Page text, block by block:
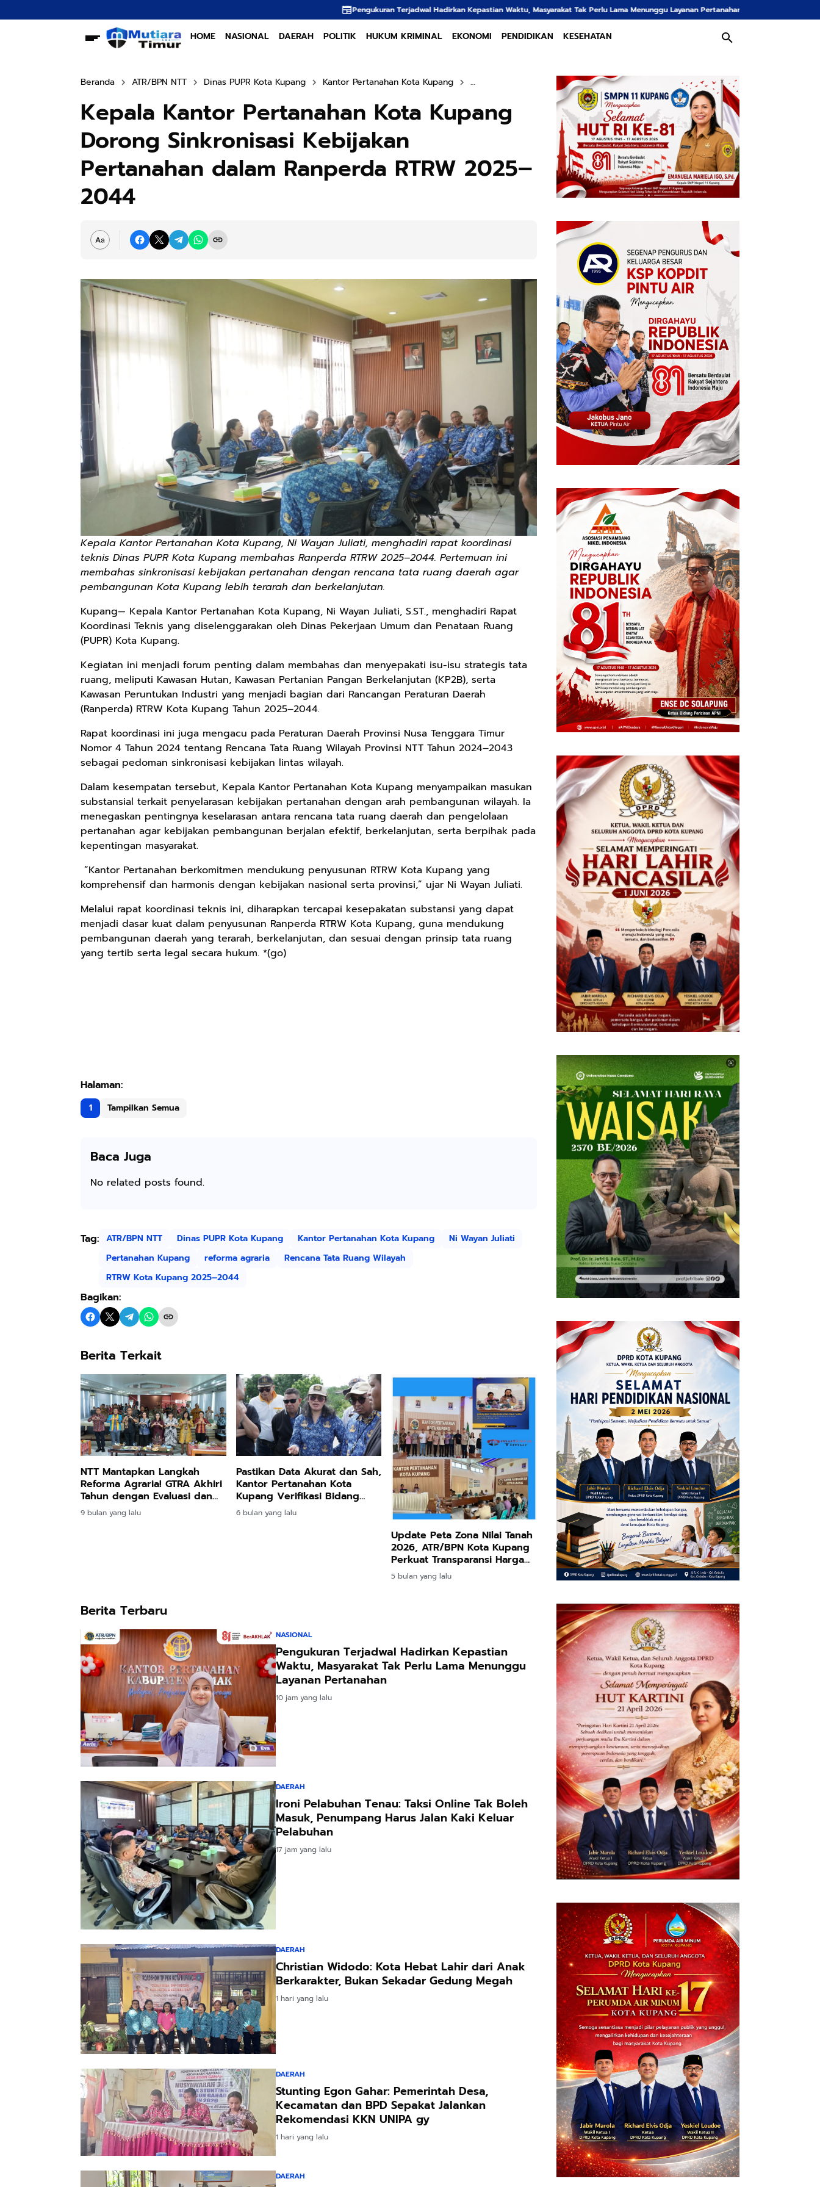
Pengukuran Terjadwal Hadirkan Kepastian Waktu, Masyarakat Tak Perlu Lama Menunggu Layanan Pertanahan Ironi Pelabuhan Tenau: Taksi Online Tak Boleh
HOME NASIONAL DAERAH POLITIK HUKUM KRIMINAL EKONOMI PENDIDIKAN KESEHATAN
Beranda ATR/BPN NTT Dinas PUPR Kota Kupang Kantor Pertanahan Kota Kupang Ni Wayan Juliati Pertanahan Kupang reforma agraria Rencana Tata Ruang
Kepala Kantor Pertanahan Kota Kupang
Dorong Sinkronisasi Kebijakan
Pertanahan dalam Ranperda RTRW 2025–
2044
Kepala Kantor Pertanahan Kota Kupang, Ni Wayan Juliati, menghadiri rapat koordinasi
teknis Dinas PUPR Kota Kupang membahas Ranperda RTRW 2025–2044. Pertemuan ini
membahas sinkronisasi kebijakan pertanahan dengan rencana tata ruang daerah agar
pembangunan Kota Kupang lebih terarah dan berkelanjutan.
Kupang— Kepala Kantor Pertanahan Kota Kupang, Ni Wayan Juliati, S.ST., menghadiri Rapat
Koordinasi Teknis yang diselenggarakan oleh Dinas Pekerjaan Umum dan Penataan Ruang
(PUPR) Kota Kupang.
Kegiatan ini menjadi forum penting dalam membahas dan menyepakati isu-isu strategis tata
ruang, meliputi Kawasan Hutan, Kawasan Pertanian Pangan Berkelanjutan (KP2B), serta
Kawasan Peruntukan Industri yang menjadi bagian dari Rancangan Peraturan Daerah
(Ranperda) RTRW Kota Kupang Tahun 2025–2044.
Rapat koordinasi ini juga mengacu pada Peraturan Daerah Provinsi Nusa Tenggara Timur
Nomor 4 Tahun 2024 tentang Rencana Tata Ruang Wilayah Provinsi NTT Tahun 2024–2043
sebagai pedoman sinkronisasi kebijakan lintas wilayah.
Dalam kesempatan tersebut, Kepala Kantor Pertanahan Kota Kupang menyampaikan masukan
substansial terkait penyelarasan kebijakan pertanahan dengan arah pembangunan wilayah. Ia
menegaskan pentingnya keselarasan antara rencana tata ruang daerah dan pengelolaan
pertanahan agar kebijakan pembangunan berjalan efektif, berkelanjutan, serta berpihak pada
kepentingan masyarakat.
“Kantor Pertanahan berkomitmen mendukung penyusunan RTRW Kota Kupang yang
komprehensif dan harmonis dengan kebijakan nasional serta provinsi,” ujar Ni Wayan Juliati.
Melalui rapat koordinasi teknis ini, diharapkan tercapai kesepakatan substansi yang dapat
menjadi dasar kuat dalam penyusunan Ranperda RTRW Kota Kupang, guna mendukung
pembangunan daerah yang terarah, berkelanjutan, dan sesuai dengan prinsip tata ruang
yang tertib serta legal secara hukum. *(go)
1 Tampilkan Semua
Baca Juga
No related posts found.
Tag: ATR/BPN NTT Dinas PUPR Kota Kupang Kantor Pertanahan Kota Kupang
Ni Wayan Juliati
Pertanahan Kupang
reforma agraria
Rencana Tata Ruang Wilayah
RTRW Kota Kupang 2025–2044
Bagikan:
Berita Terkait
NTT Mantapkan Langkah
Reforma Agraria! GTRA Akhiri
Tahun dengan Evaluasi dan
Strategi Percepatan di
Kupang
9 bulan yang lalu
Pastikan Data Akurat dan Sah,
Kantor Pertanahan Kota
Kupang Verifikasi Bidang
Tanah di Kelurahan Bello
6 bulan yang lalu
Update Peta Zona Nilai Tanah
2026, ATR/BPN Kota Kupang
Perkuat Transparansi Harga
Tanah dan Cegah Spekulan
5 bulan yang lalu
Berita Terbaru
NASIONAL
Pengukuran Terjadwal Hadirkan Kepastian
Waktu, Masyarakat Tak Perlu Lama Menunggu
Layanan Pertanahan
10 jam yang lalu
DAERAH
Ironi Pelabuhan Tenau: Taksi Online Tak Boleh
Masuk, Penumpang Harus Jalan Kaki Keluar
Pelabuhan
17 jam yang lalu
DAERAH
Christian Widodo: Kota Hebat Lahir dari Anak
Berkarakter, Bukan Sekadar Gedung Megah
1 hari yang lalu
DAERAH
Stunting Egon Gahar: Pemerintah Desa,
Kecamatan dan BPD Sepakat Jalankan
Rekomendasi KKN UNIPA gy
1 hari yang lalu
DAERAH